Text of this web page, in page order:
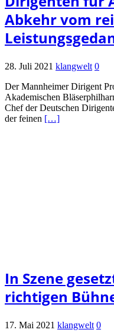
Abkehr vom
28. Juli 2021 klangwelt 0
Der Mannheimer Dirigent
Akademischen
Chef der Deutschen
der feinen […]
In Szene
richtigen
17. Mai 2021 klangwelt 0